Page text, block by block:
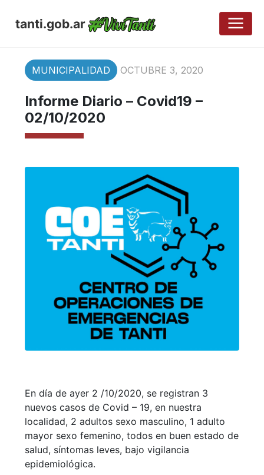
tanti.gob.ar
MUNICIPALIDAD OCTUBRE 3, 2020
Informe Diario – Covid19 –
02/10/2020
En día de ayer 2 /10/2020, se registran 3
nuevos casos de Covid – 19, en nuestra
localidad, 2 adultos sexo masculino, 1 adulto
mayor sexo femenino, todos en buen estado de
salud, síntomas leves, bajo vigilancia
epidemiológica.